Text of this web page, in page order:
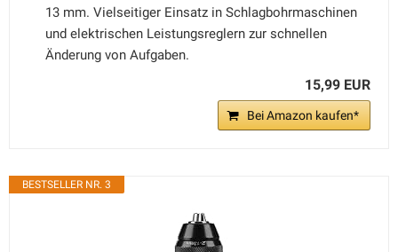
13 mm. Vielseitiger Einsatz in Schlagbohrmaschinen
und elektrischen Leistungsreglern zur schnellen
Änderung von Aufgaben.
15,99 EUR
Bei Amazon kaufen*
BESTSELLER NR. 3